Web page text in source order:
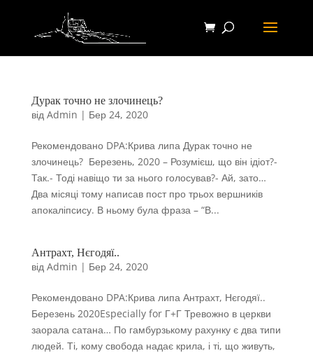
Дурак точно не злочинець?
від Admin | Бер 24, 2020
Рекомендовано DPA:Крива липа Дурак точно не
злочинець? ​ Березень, 2020 – Розумієш, що він ідіот?-
Так.- Тоді навіщо ти за нього голосував?- Ай, зато…
Два місяці тому написав пост про трьох вершників
апокаліпсису. В ньому була фраза – “В...
Антрахт, Нєгодяї..
від Admin | Бер 24, 2020
Рекомендовано DPA:Крива липа Антрахт, Нєгодяї.. ​​
Березень 2020Especially for Г+Г Тревожно в церкви
заорала сатана… По гамбурзькому рахунку є два типи
людей. Ті, кому свобода надає крила, і ті, що живуть,